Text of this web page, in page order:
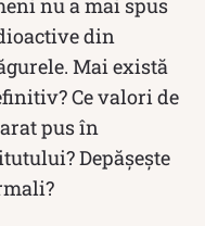
nu a mai spus
din
Mai există
Ce valori de
pus în
Depășește